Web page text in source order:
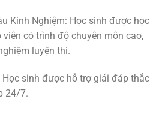
Kinh Nghiệm: Học sinh được học
có trình độ chuyên môn cao,
luyện thi.
sinh được hỗ trợ giải đáp thắc
24/7.